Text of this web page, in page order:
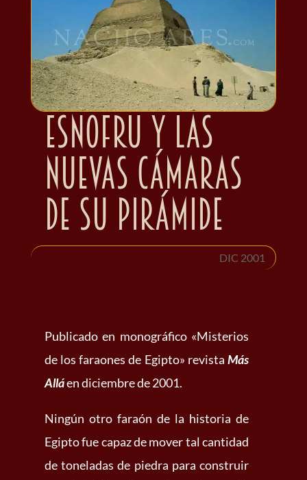
Esnofru y las
nuevas cámaras
de su pirámide
DIC 2001
Publicado en monográfico «Misterios
de los faraones de Egipto» revistaMás
Alláen diciembre de 2001.
Ningún otro faraón de la historia de
Egipto fue capaz de mover tal cantidad
de toneladas de piedra para construir